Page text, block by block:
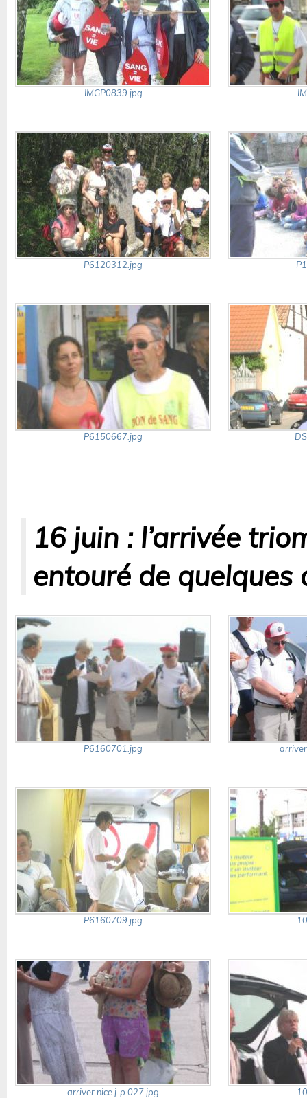
IMGP0839.jpg
P6120312.jpg
P6150667.jpg
16 juin : l’arrivée
entouré de quelques
P6160701.jpg
P6160709.jpg
arriver nice j-p 027.jpg